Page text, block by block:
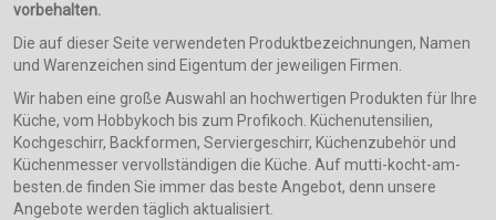
vorbehalten.
Die auf dieser Seite verwendeten Produktbezeichnungen, Namen
und Warenzeichen sind Eigentum der jeweiligen Firmen.
Wir haben eine große Auswahl an hochwertigen Produkten für Ihre
Küche, vom Hobbykoch bis zum Profikoch. Küchenutensilien,
Kochgeschirr, Backformen, Serviergeschirr, Küchenzubehör und
Küchenmesser vervollständigen die Küche. Auf mutti-kocht-am-
besten.de finden Sie immer das beste Angebot, denn unsere
Angebote werden täglich aktualisiert.